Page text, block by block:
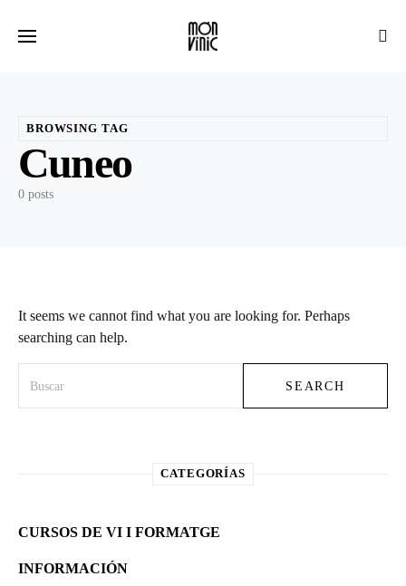
BROWSING TAG
Cuneo
0 posts
It seems we cannot find what you are looking for. Perhaps
searching can help.
SEARCH
CATEGORÍAS
CURSOS DE VI I FORMATGE
INFORMACIÓN